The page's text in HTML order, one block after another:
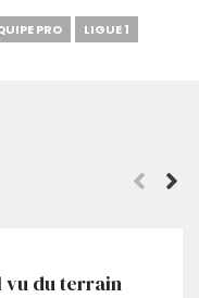
PRO LIGUE 1
vu du terrain
à bout de Lorient (1-2) !